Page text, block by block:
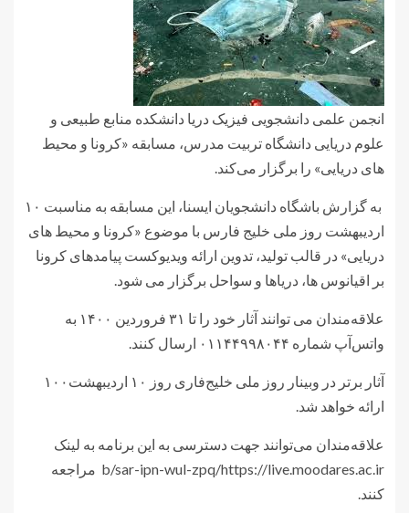
انجمن علمی دانشجویی فیزیک دریا دانشکده منابع طبیعی و
علوم دریایی دانشگاه تربیت مدرس، مسابقه «کرونا و محیط
های دریایی» را برگزار می‌کند.
به گزارش باشگاه دانشجویان ایسنا، این مسابقه به مناسبت ۱۰
اردیبهشت روز ملی خلیج فارس با موضوع «کرونا و محیط های
دریایی» در قالب تولید، تدوین ارائه ویدیوکست پیامدهای کرونا
بر اقیانوس ها، دریاها و سواحل برگزار می شود.
علاقه‌مندان می توانند آثار خود را تا ۳۱ فروردین ۱۴۰۰ به
واتس‌آپ شماره ۰۱۱۴۴۹۹۸۰۴۴ ارسال کنند.
آثار برتر در وبینار روز ملی خلیج‌فاری روز ۱۰ اردیبهشت۱۰۰
ارائه خواهد شد.
علاقه‌مندان می‌توانند جهت دسترسی به این برنامه به لینک
b/sar-ipn-wul-zpq/https://live.moodares.ac.ir مراجعه
کنند.